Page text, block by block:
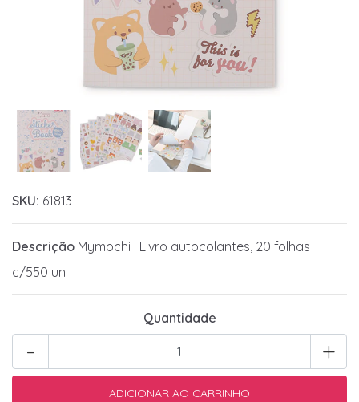
SKU: 61813
Descrição Mymochi | Livro autocolantes, 20 folhas
c/550 un
Quantidade
+
-